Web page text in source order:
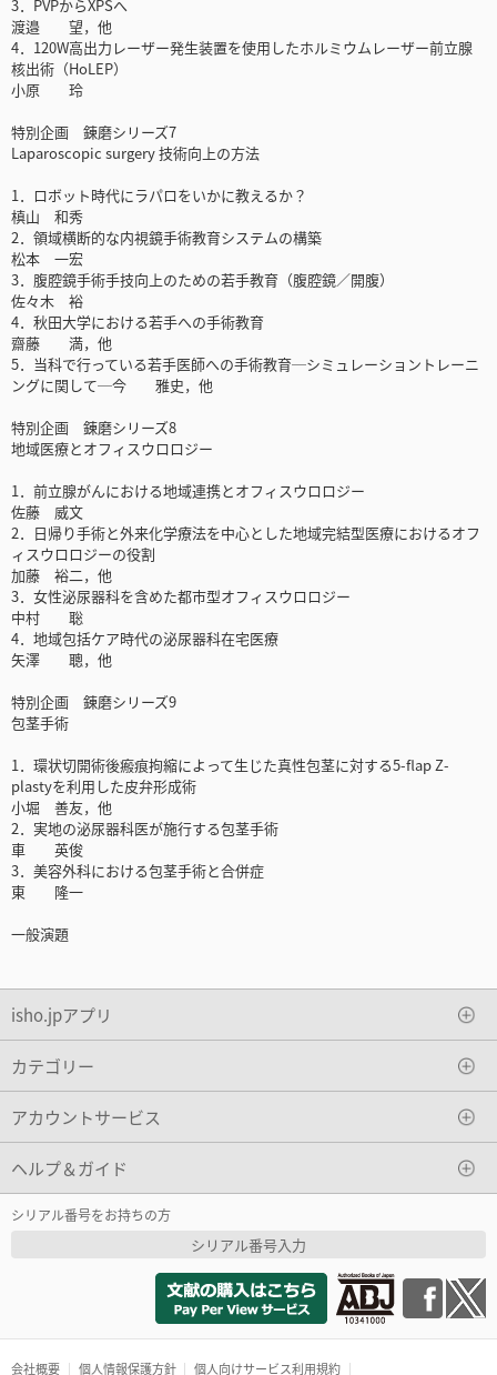
3．PVPからXPSへ
渡邉 望，他
4．120W高出力レーザー発生装置を使用したホルミウムレーザー前立腺
核出術（HoLEP）
小原 玲
特別企画 錬磨シリーズ7
Laparoscopic surgery 技術向上の方法
1．ロボット時代にラパロをいかに教えるか？
槙山 和秀
2．領域横断的な内視鏡手術教育システムの構築
松本 一宏
3．腹腔鏡手術手技向上のための若手教育（腹腔鏡／開腹）
佐々木 裕
4．秋田大学における若手への手術教育
齋藤 満，他
5．当科で行っている若手医師への手術教育─シミュレーショントレーニ
ングに関して─今 雅史，他
特別企画 錬磨シリーズ8
地域医療とオフィスウロロジー
1．前立腺がんにおける地域連携とオフィスウロロジー
佐藤 威文
2．日帰り手術と外来化学療法を中心とした地域完結型医療におけるオフ
ィスウロロジーの役割
加藤 裕二，他
3．女性泌尿器科を含めた都市型オフィスウロロジー
中村 聡
4．地域包括ケア時代の泌尿器科在宅医療
矢澤 聰，他
特別企画 錬磨シリーズ9
包茎手術
1．環状切開術後瘢痕拘縮によって生じた真性包茎に対する5-flap Z-
plastyを利用した皮弁形成術
小堀 善友，他
2．実地の泌尿器科医が施行する包茎手術
車 英俊
3．美容外科における包茎手術と合併症
東 隆一
一般演題
isho.jpアプリ
カテゴリー
アカウントサービス
ヘルプ＆ガイド
シリアル番号をお持ちの方
シリアル番号入力
会社概要 個人情報保護方針 個人向けサービス利用規約